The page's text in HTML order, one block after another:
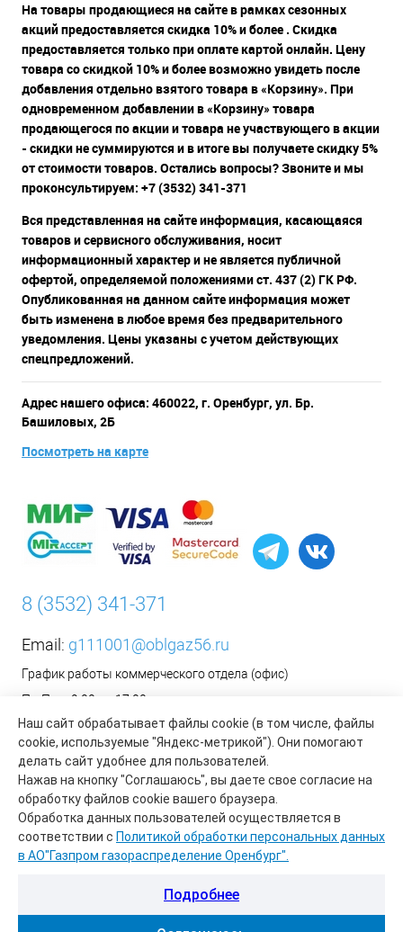
Наш сайт обрабатывает файлы cookie (в том числе, файлы
cookie, используемые "Яндекс-метрикой"). Они помогают
делать сайт удобнее для пользователей.
Нажав на кнопку "Соглашаюсь", вы даете свое согласие на
обработку файлов cookie вашего браузера.
Обработка данных пользователей осуществляется в
соответствии с Политикой обработки персональных данных
в АО"Газпром газораспределение Оренбург".
Подробнее
На товары продающиеся на сайте в рамках сезонных
акций предоставляется скидка 10% и более . Скидка
предоставляется только при оплате картой онлайн. Цену
товара со скидкой 10% и более возможно увидеть после
добавления отдельно взятого товара в «Корзину». При
одновременном добавлении в «Корзину» товара
продающегося по акции и товара не участвующего в акции
- скидки не суммируются и в итоге вы получаете скидку 5%
от стоимости товаров. Остались вопросы? Звоните и мы
проконсультируем: +7 (3532) 341-371
Вся представленная на сайте информация, касающаяся
товаров и сервисного обслуживания, носит
информационный характер и не является публичной
офертой, определяемой положениями ст. 437 (2) ГК РФ.
Опубликованная на данном сайте информация может
быть изменена в любое время без предварительного
уведомления. Цены указаны с учетом действующих
спецпредложений.
Адрес нашего офиса: 460022, г. Оренбург, ул. Бр.
Башиловых, 2Б
Посмотреть на карте
8 (3532) 341-371
Email: g111001@oblgaz56.ru
График работы коммерческого отдела (офис)
Пн-Пт: с 9:00 до 17:00
Сб-Вс: Выходной
__________________________________________
Оформить заявку на установку бытового газового
оборудования возможно на сайте организации АО «Газпром
газораспределение Оренбург»:https://www.oblgaz56.ru/